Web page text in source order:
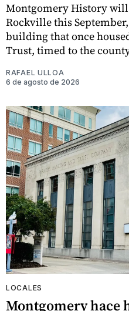
Montgomery History will
Rockville this
building that once
Trust, timed to the
RAFAEL ULLOA
6 de agosto de 2026
LOCALES
Montgomery hace